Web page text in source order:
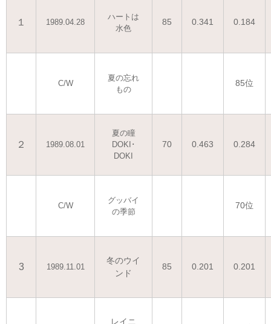
１ 1989.04.28
ハートは
水色
85 0.341 0.184
C/W
夏の忘れ
もの
85位
２ 1989.08.01
夏の瞳
DOKI･
DOKI
70 0.463 0.284
C/W
グッバイ
の季節
70位
3 1989.11.01
冬のウイ
ンド
85 0.201 0.201
レイニ